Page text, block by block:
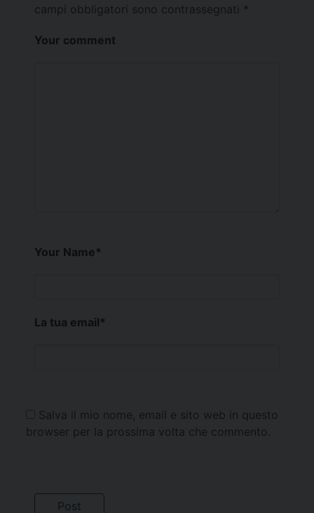
campi obbligatori sono contrassegnati *
Your comment
Your Name*
La tua email*
Salva il mio nome, email e sito web in questo
browser per la prossima volta che commento.